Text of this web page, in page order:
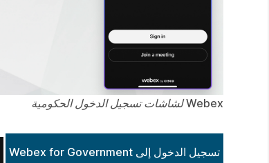
Webex لشاشات تسجيل الدخول الحكومية
تسجيل الدخول إلى Webex for Government